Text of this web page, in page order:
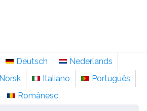
Deutsch
Nederlands
Norsk Italiano
Português
Românesc